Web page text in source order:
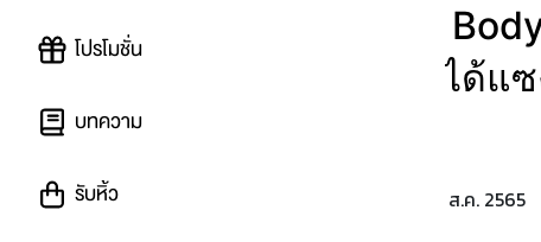
โปรโมชั่น
บทความ
รับหิ้ว
เทียนหอม Bath &
ทำไมถึงกวาดรายได้
23 ส.ค. 2565